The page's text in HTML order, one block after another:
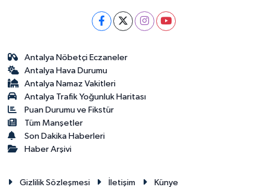
Antalya Nöbetçi Eczaneler
Antalya Hava Durumu
Antalya Namaz Vakitleri
Antalya Trafik Yoğunluk Haritası
Puan Durumu ve Fikstür
Tüm Manşetler
Son Dakika Haberleri
Haber Arşivi
Gizlilik Sözleşmesi İletişim Künye